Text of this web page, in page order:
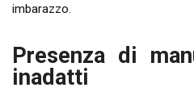
imbarazzo.
Presenza di
inadatti